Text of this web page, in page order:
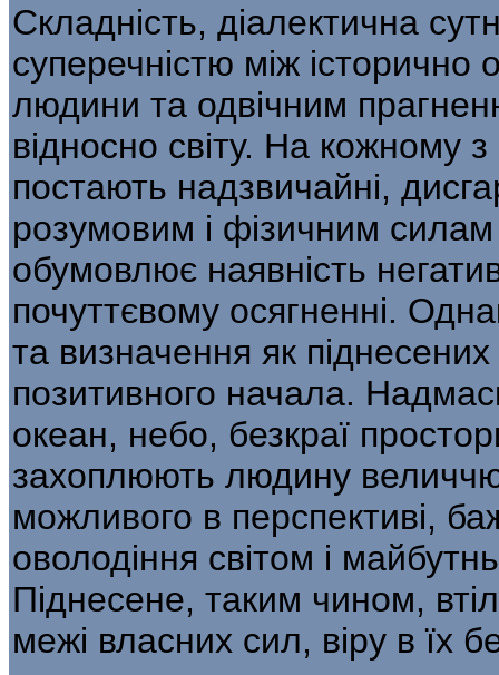
Складність, діалектична
суперечністю між
людини та одвічним
відносно світу. На кожно­му
постають надзвичайні,
розумовим і фізичним
обумовлює наявність
почуттєвому осягненні.
та визначення як
позитивного начала.
океан, небо, безкраї
захоплюють людину величчю
можливого в перспективі,
оволо­діння світом і
Піднесене, таким чином,
межі власних сил, віру в їх